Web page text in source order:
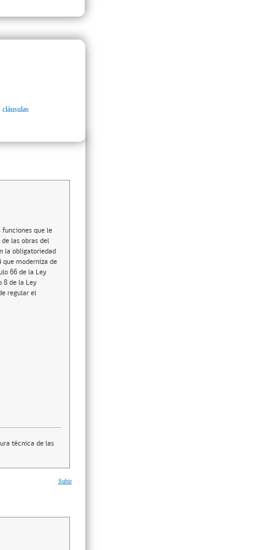
que le
las obras del
la obligatoriedad
que moderniza de
66 de la Ley
8 de la Ley
regular el
técnica de las
Subir